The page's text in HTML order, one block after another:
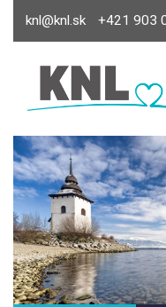
knl@knl.sk +421 903